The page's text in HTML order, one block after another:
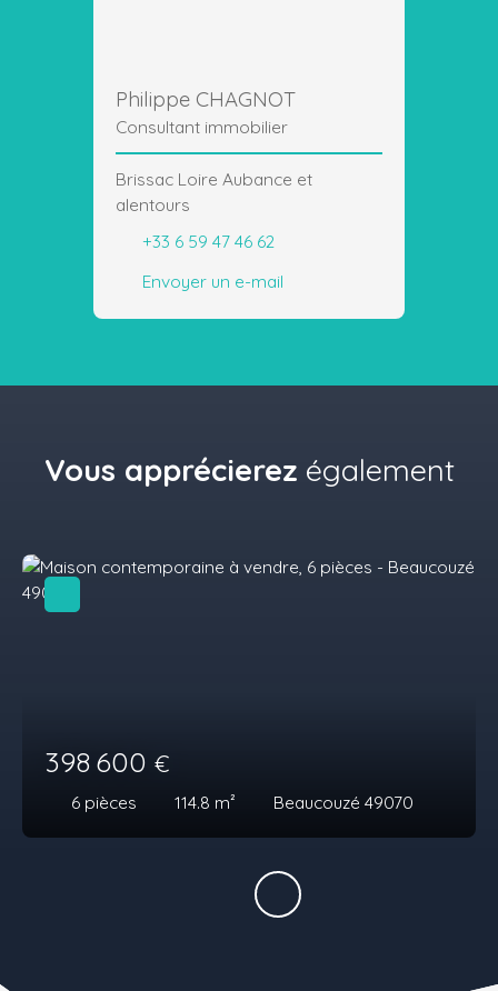
Philippe CHAGNOT
Consultant immobilier
Brissac Loire Aubance et
alentours
+33 6 59 47 46 62
Envoyer un e-mail
Vous apprécierez également
398 600 €
6 pièces 114.8 m² Beaucouzé 49070